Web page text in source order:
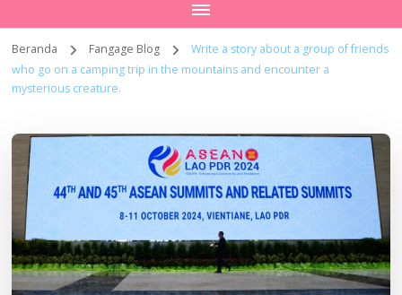
Beranda Fangage Blog
Write a story about a group of friends
who go on a camping trip in the mountains and encounter a
mysterious creature.